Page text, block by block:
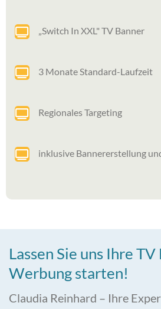
„Switch In XXL" TV Banner
3 Monate Standard-Laufzeit
Regionales Targeting
inklusive Bannererstellung
Lassen Sie uns Ihre
Werbung starten!
Claudia Reinhard – Ihre